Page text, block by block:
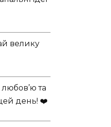
велику
та
день! ❤️